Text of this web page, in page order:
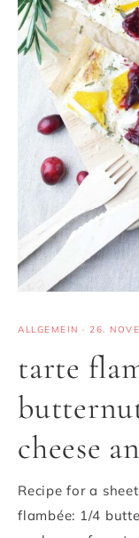
ALLGEMEIN · 26.
tarte
cheese
Recipe for a
flambée: 1/4